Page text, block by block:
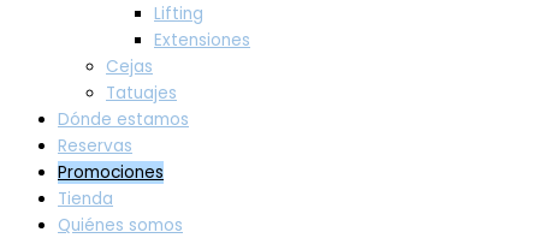
Lifting
Extensiones
Cejas
Tatuajes
Dónde estamos
Reservas
Promociones
Tienda
Quiénes somos